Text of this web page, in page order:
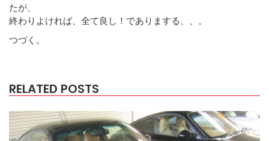
たが、
終わりよければ、全て良し！でありまする、、。
つづく。
RELATED POSTS